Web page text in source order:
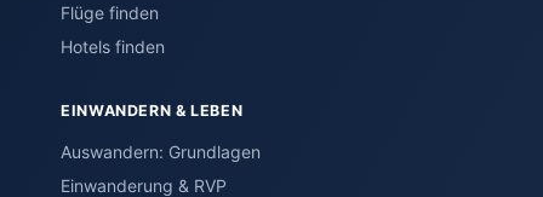
Flüge finden
Hotels finden
EINWANDERN & LEBEN
Auswandern: Grundlagen
Einwanderung & RVP